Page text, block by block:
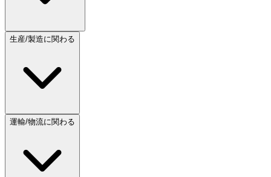
生産/製造に関わる
運輸/物流に関わる